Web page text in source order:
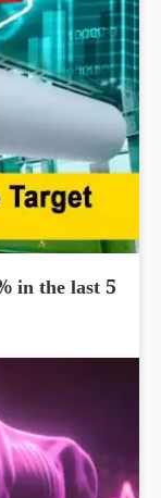
in the last 5